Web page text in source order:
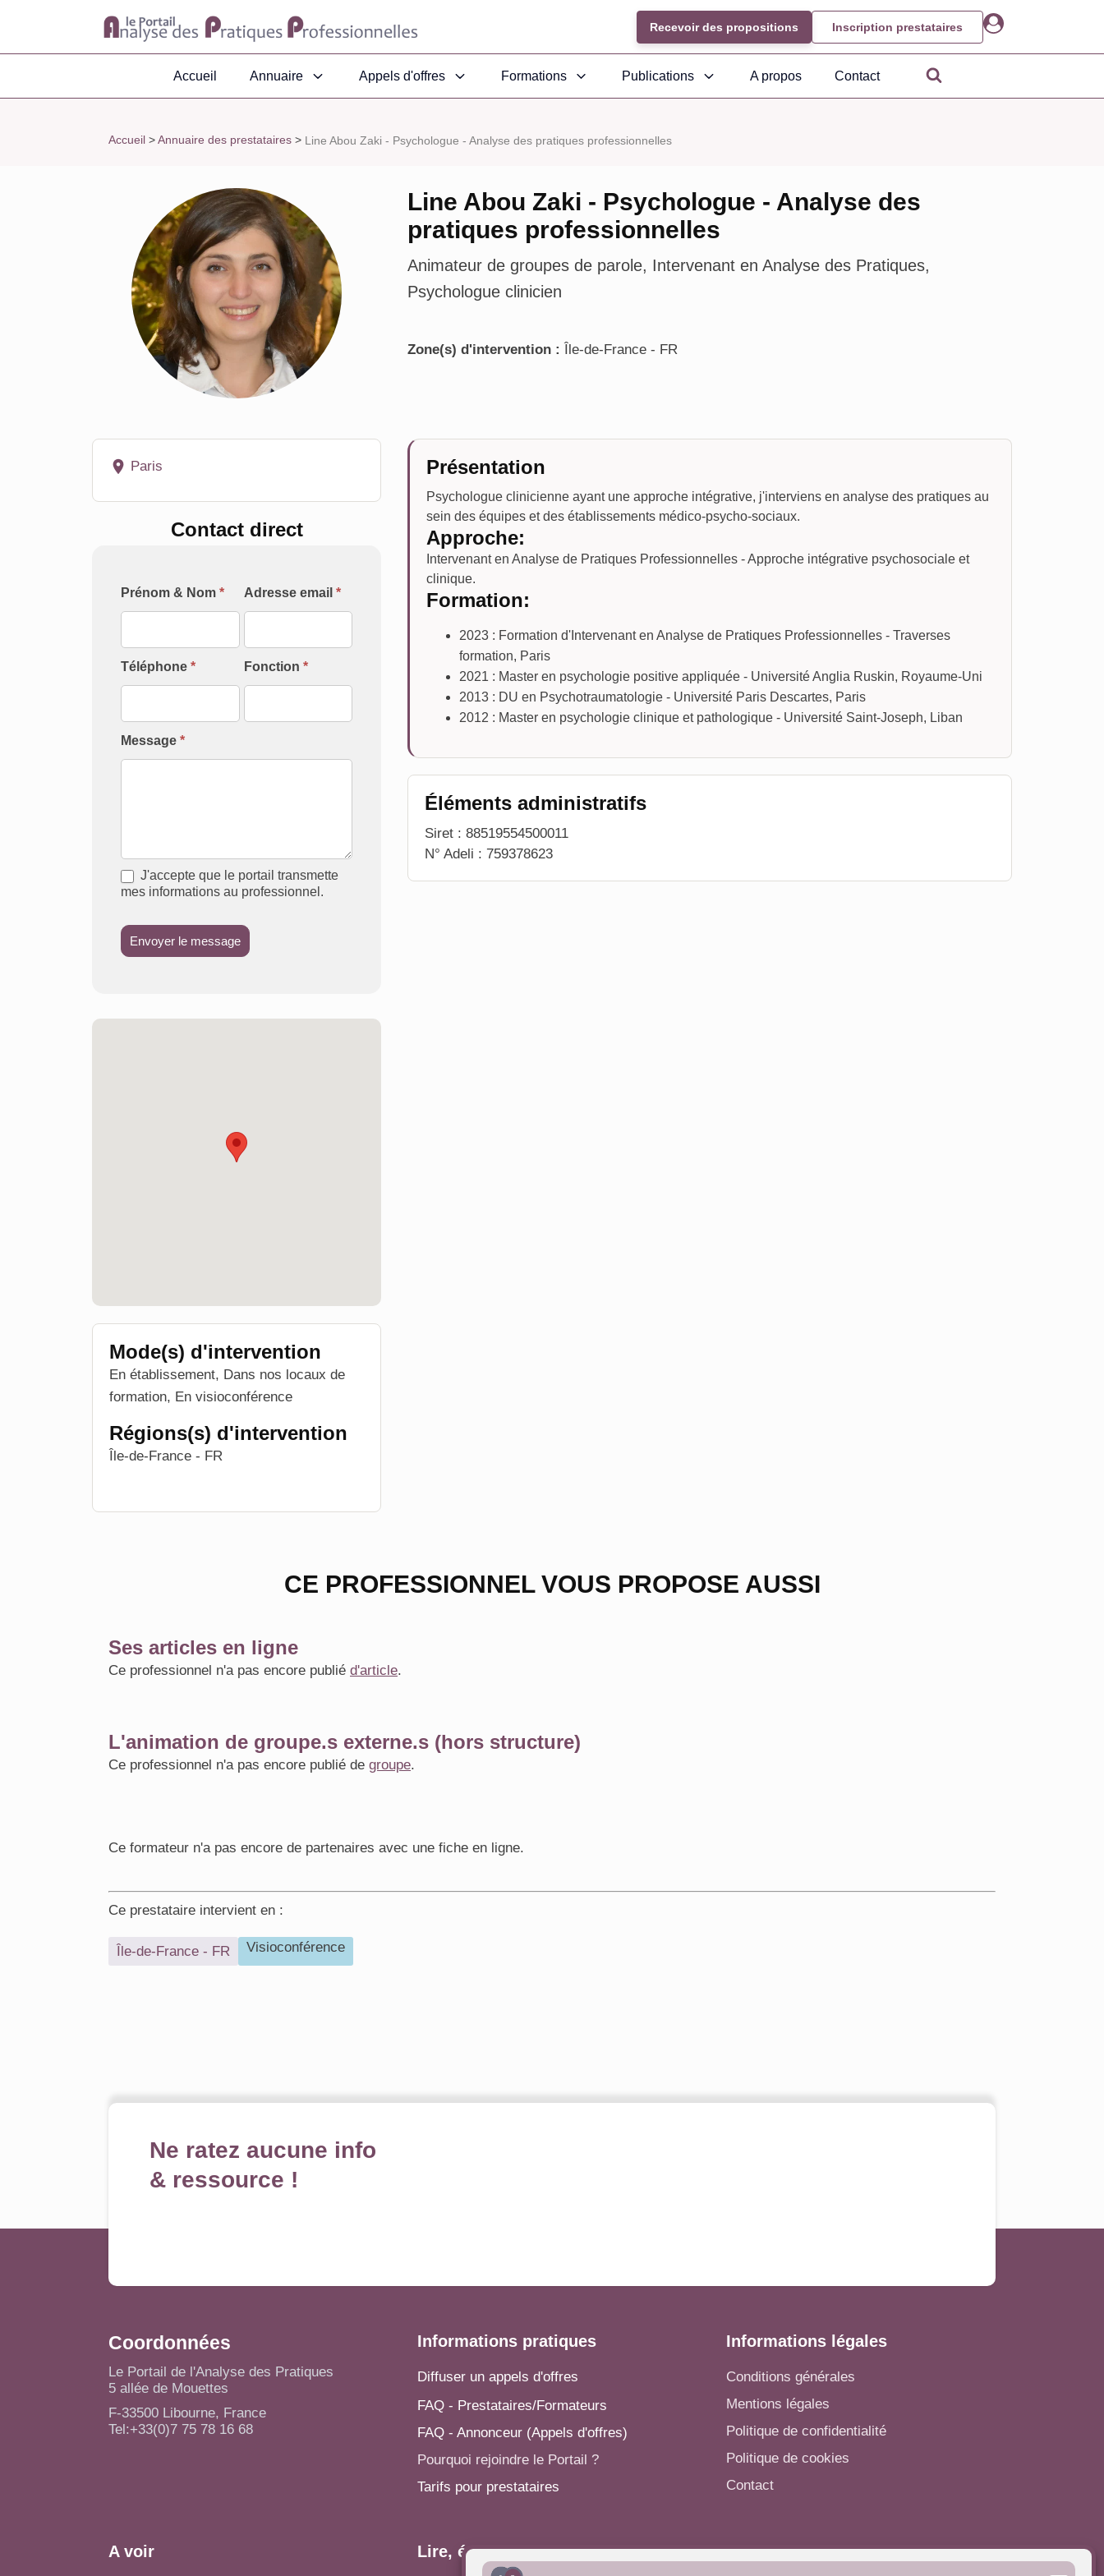
Recevoir des propositions Inscription prestataires
Accueil Annuaire Appels d'offres Formations Publications A propos Contact
Accueil >Annuaire des prestataires > Line Abou Zaki - Psychologue - Analyse des pratiques professionnelles
Line Abou Zaki - Psychologue - Analyse des
pratiques professionnelles
Animateur de groupes de parole, Intervenant en Analyse des Pratiques,
Psychologue clinicien
Zone(s) d'intervention : Île-de-France - FR
Paris
Contact direct
Formulaire
[Contact
Prénom & Nom * Adresse email*
Téléphone * Fonction*
Message *
J'accepte que le portail transmette
mes informations au professionnel.
Envoyer le message
Mode(s) d'intervention
En établissement, Dans nos locaux de
formation, En visioconférence
Régions(s) d'intervention
Île-de-France - FR
Présentation
Psychologue clinicienne ayant une approche intégrative, j'interviens en analyse des pratiques au
sein des équipes et des établissements médico-psycho-sociaux.
Approche:
Intervenant en Analyse de Pratiques Professionnelles - Approche intégrative psychosociale et
clinique.
Formation:
2023 : Formation d'Intervenant en Analyse de Pratiques Professionnelles - Traverses
formation, Paris
2021 : Master en psychologie positive appliquée - Université Anglia Ruskin, Royaume-Uni
2013 : DU en Psychotraumatologie - Université Paris Descartes, Paris
2012 : Master en psychologie clinique et pathologique - Université Saint-Joseph, Liban
Éléments administratifs
Siret : 88519554500011
N° Adeli : 759378623
CE PROFESSIONNEL VOUS PROPOSE AUSSI
Ses articles en ligne
Ce professionnel n'a pas encore publié d'article.
L'animation de groupe.s externe.s (hors structure)
Ce professionnel n'a pas encore publié de groupe.
Ce formateur n'a pas encore de partenaires avec une fiche en ligne.
Ce prestataire intervient en :
Île-de-France - FR Visioconférence
Ne ratez aucune info
& ressource !
Coordonnées
Le Portail de l'Analyse des Pratiques
5 allée de Mouettes
F-33500 Libourne, France
Tel:+33(0)7 75 78 16 68
Informations pratiques
Diffuser un appels d'offres
FAQ - Prestataires/Formateurs
FAQ - Annonceur (Appels d'offres)
Pourquoi rejoindre le Portail ?
Tarifs pour prestataires
Informations légales
Conditions générales
Mentions légales
Politique de confidentialité
Politique de cookies
Contact
A voir Lire, écrire... Autres informations